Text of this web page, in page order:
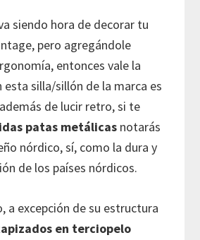
siendo hora de decorar tu
pero agregándole
entonces vale la
esta silla/sillón de la marca es
de lucir retro, si te
patas metálicas notarás
nórdico, sí, como la dura y
de los países nórdicos.
a excepción de su estructura
en terciopelo